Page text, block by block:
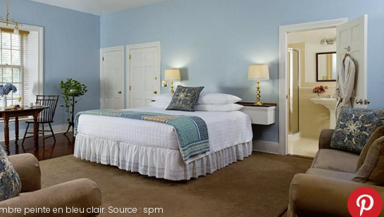
peinte en bleu clair. Source : spm